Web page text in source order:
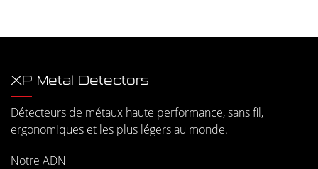
XP Metal Detectors
Détecteurs de métaux haute performance, sans fil,
ergonomiques et les plus légers au monde.
Notre ADN